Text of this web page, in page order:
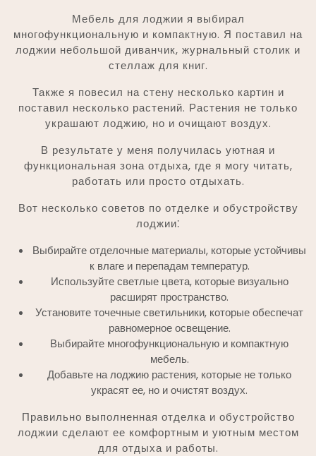
Мебель для лоджии я выбирал
многофункциональную и компактную. Я поставил на
лоджии небольшой диванчик, журнальный столик и
стеллаж для книг.
Также я повесил на стену несколько картин и
поставил несколько растений. Растения не только
украшают лоджию, но и очищают воздух.
В результате у меня получилась уютная и
функциональная зона отдыха, где я могу читать,
работать или просто отдыхать.
Вот несколько советов по отделке и обустройству
лоджии⁚
Выбирайте отделочные материалы, которые устойчивы
к влаге и перепадам температур.
Используйте светлые цвета, которые визуально
расширят пространство.
Установите точечные светильники, которые обеспечат
равномерное освещение.
Выбирайте многофункциональную и компактную
мебель.
Добавьте на лоджию растения, которые не только
украсят ее, но и очистят воздух.
Правильно выполненная отделка и обустройство
лоджии сделают ее комфортным и уютным местом
для отдыха и работы.